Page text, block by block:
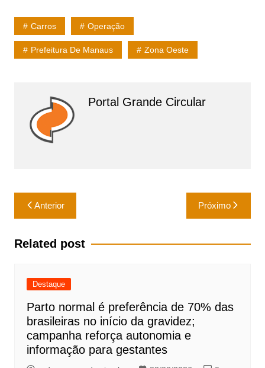
at
s
A
c
e
b
o
k
ai
l
ar
e
Carros Operação
Prefeitura De Manaus Zona Oeste
Portal Grande Circular
Navegação
de
Post
Anterior Próximo
Related post
Destaque
Parto normal é preferência de 70% das
brasileiras no início da gravidez;
campanha reforça autonomia e
informação para gestantes